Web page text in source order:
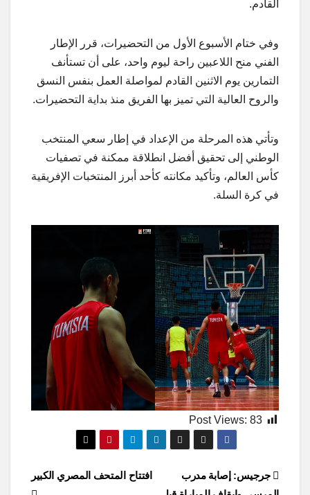
القادم.
وفي ختام الأسبوع الأول من التحضيرات، قرر الإطار
الفني منح اللاعبين راحة ليوم واحد، على أن تستأنف
التمارين يوم الاثنين القادم لمواصلة العمل بنفس النسق
والروح العالية التي تميز بها الفريق منذ بداية التحضيرات.
وتأتي هذه المرحلة من الإعداد في إطار سعي المنتخب
الوطني إلى تحقيق أفضل انطلاقة ممكنة في تصفيات
كأس العالم، وتأكيد مكانته كأحد أبرز المنتخبات الإفريقية
في كرة السلة.
Post Views: 83
Post
افتتاح المتحف المصري الكبير
جرجيس: إصابة مدرب